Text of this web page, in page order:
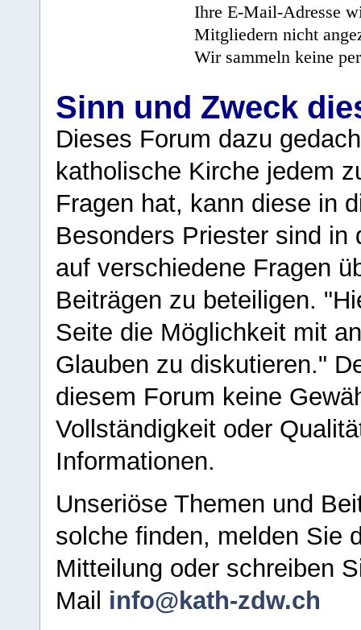
Ihre E-Mail-Adresse
Mitgliedern nicht
Wir sammeln keine
Sinn und Zweck
Dieses Forum dazu
katholische Kirche jedem
Fragen hat, kann diese in
Besonders Priester sind in
auf verschiedene Fragen
Beiträgen zu beteiligen.
Seite die Möglichkeit mit
Glauben zu diskutieren."
diesem Forum keine
Vollständigkeit oder
Informationen.
Unseriöse Themen und
solche finden, melden Sie
Mitteilung oder schreiben
Mail info@kath-zdw.ch